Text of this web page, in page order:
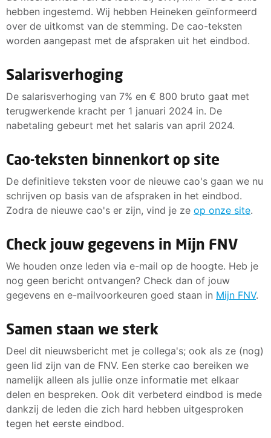
hebben ingestemd. Wij hebben Heineken geïnformeerd
over de uitkomst van de stemming. De cao-teksten
worden aangepast met de afspraken uit het eindbod.
Salarisverhoging
De salarisverhoging van 7% en € 800 bruto gaat met
terugwerkende kracht per 1 januari 2024 in. De
nabetaling gebeurt met het salaris van april 2024.
Cao-teksten binnenkort op site
De definitieve teksten voor de nieuwe cao's gaan we nu
schrijven op basis van de afspraken in het eindbod.
Zodra de nieuwe cao's er zijn, vind je ze op onze site.
Check jouw gegevens in Mijn FNV
We houden onze leden via e-mail op de hoogte. Heb je
nog geen bericht ontvangen? Check dan of jouw
gegevens en e-mailvoorkeuren goed staan in Mijn FNV.
Samen staan we sterk
Deel dit nieuwsbericht met je collega's; ook als ze (nog)
geen lid zijn van de FNV. Een sterke cao bereiken we
namelijk alleen als jullie onze informatie met elkaar
delen en bespreken. Ook dit verbeterd eindbod is mede
dankzij de leden die zich hard hebben uitgesproken
tegen het eerste eindbod.